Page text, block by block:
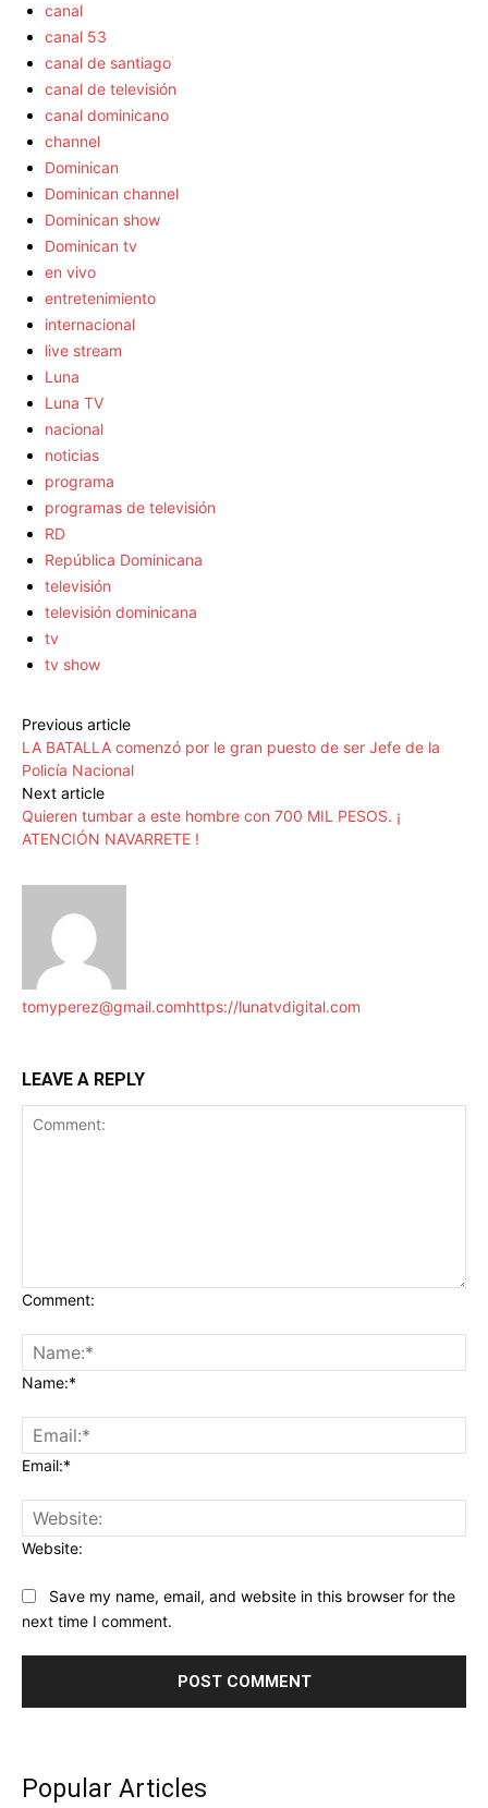
canal
canal 53
canal de santiago
canal de televisión
canal dominicano
channel
Dominican
Dominican channel
Dominican show
Dominican tv
en vivo
entretenimiento
internacional
live stream
Luna
Luna TV
nacional
noticias
programa
programas de televisión
RD
República Dominicana
televisión
televisión dominicana
tv
tv show
Previous article
LA BATALLA comenzó por le gran puesto de ser Jefe de la
Policía Nacional
Next article
Quieren tumbar a este hombre con 700 MIL PESOS. ¡
ATENCIÓN NAVARRETE !
tomyperez@gmail.comhttps://lunatvdigital.com
LEAVE A REPLY
Comment:
Name:*
Email:*
Website:
Save my name, email, and website in this browser for the
next time I comment.
Popular Articles